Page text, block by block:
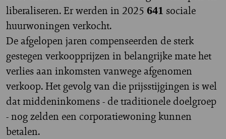
liberaliseren. Er werden in 2025 641 sociale
huurwoningen verkocht.
De afgelopen jaren compenseerden de sterk
gestegen verkoopprijzen in belangrijke mate het
verlies aan inkomsten vanwege afgenomen
verkoop. Het gevolg van die prijsstijgingen is wel
dat middeninkomens - de traditionele doelgroep
- nog zelden een corporatiewoning kunnen
betalen.